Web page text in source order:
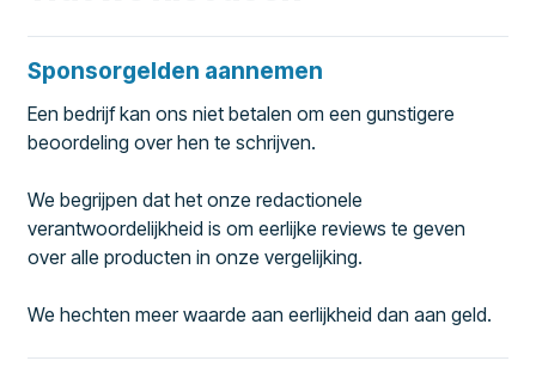
Sponsorgelden aannemen
Een bedrijf kan ons niet betalen om een gunstigere
beoordeling over hen te schrijven.
We begrijpen dat het onze redactionele
verantwoordelijkheid is om eerlijke reviews te geven
over alle producten in onze vergelijking.
We hechten meer waarde aan eerlijkheid dan aan geld.